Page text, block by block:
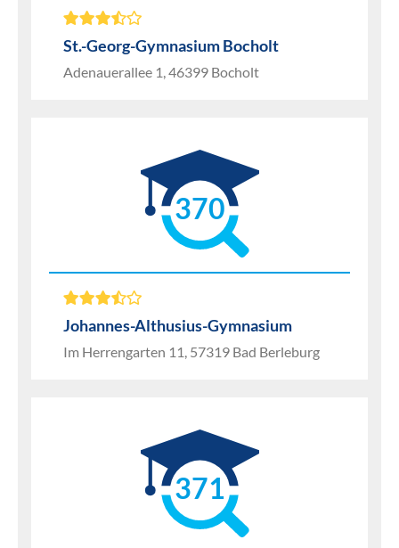
St.-Georg-Gymnasium Bocholt
Adenauerallee 1, 46399 Bocholt
370
Johannes-Althusius-Gymnasium
Im Herrengarten 11, 57319 Bad Berleburg
371